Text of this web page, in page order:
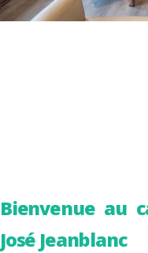
Bienvenue au
José Jeanblanc